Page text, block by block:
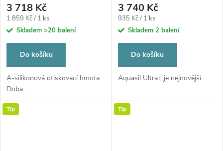
3 718 Kč
Měrná
cena:
1 859 Kč / 1 ks
Skladem >20 balení
Do košíku
A-silikonová otiskovací hmota
Doba...
3 740 Kč
Měrná
cena:
935 Kč / 1 ks
Skladem 2 balení
Do košíku
Aquasil Ultra+ je nejnovější...
Tip Tip